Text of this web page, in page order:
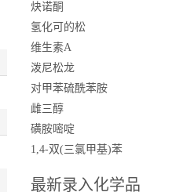
炔诺酮
氢化可的松
维生素A
泼尼松龙
对甲苯硫酰苯胺
雌三醇
磺胺嘧啶
1,4-双(三氯甲基)苯
最新录入化学品